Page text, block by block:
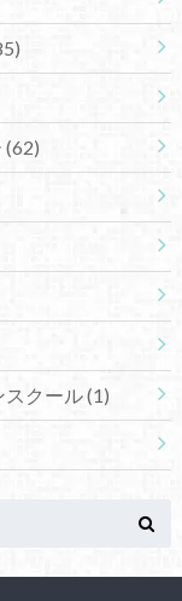
(62)
クール(1)